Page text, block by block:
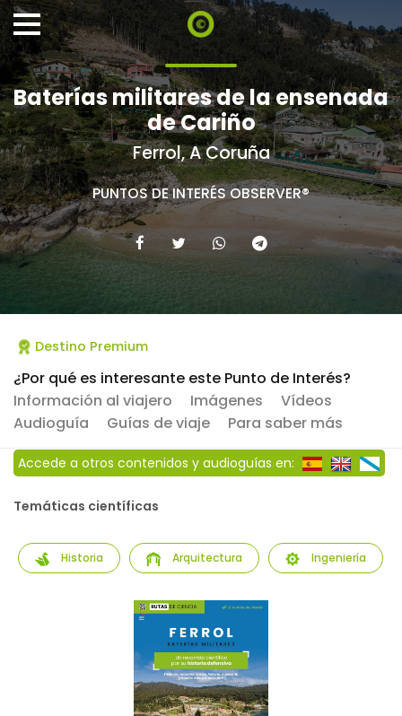
Baterías militares de la ensenada
de Cariño
Ferrol, A Coruña
PUNTOS DE INTERÉS OBSERVER®
Destino Premium
¿Por qué es interesante este Punto de Interés?
Información al viajero
Imágenes
Vídeos
Audioguía
Guías de viaje Para saber más
Accede a otros contenidos y audioguías en:
Temáticas científicas
Historia Arquitectura Ingeniería